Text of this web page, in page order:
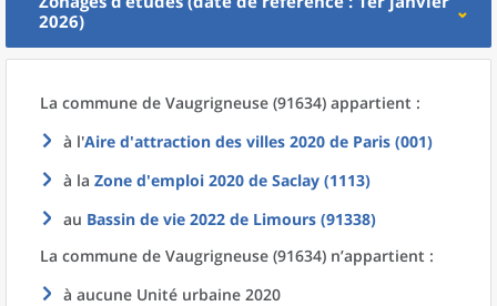
2026)
La commune de Vaugrigneuse (91634) appartient :
à l'Aire d'attraction des villes 2020 de Paris (001)
à la Zone d'emploi 2020 de Saclay (1113)
au Bassin de vie 2022 de Limours (91338)
La commune de Vaugrigneuse (91634) n’appartient :
à aucune Unité urbaine 2020